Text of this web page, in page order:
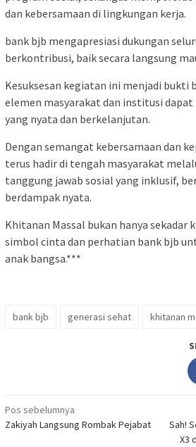
dan kebersamaan di lingkungan kerja.
bank bjb mengapresiasi dukungan
berkontribusi, baik secara langsung
Kesuksesan kegiatan ini menjadi bukti
elemen masyarakat dan institusi
yang nyata dan berkelanjutan.
Dengan semangat kebersamaan dan
terus hadir di tengah masyarakat
tanggung jawab sosial yang inklusif,
berdampak nyata.
Khitanan Massal bukan hanya
simbol cinta dan perhatian bank bjb
anak bangsa.***
bank bjb generasi sehat khitanan
Navigasi
pos
Pos sebelumnya
Zakiyah Langsung Rombak Pejabat
Sah!
X3